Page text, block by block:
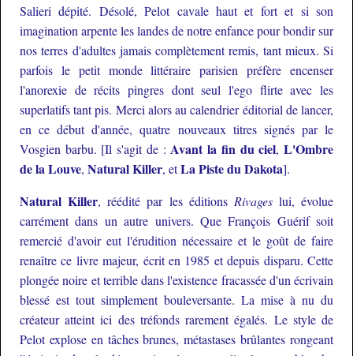
Salieri dépité. Désolé, Pelot cavale haut et fort et si son
imagination arpente les landes de notre enfance pour bondir sur
nos terres d'adultes jamais complètement remis, tant mieux. Si
parfois le petit monde littéraire parisien préfère encenser
l'anorexie de récits pingres dont seul l'ego flirte avec les
superlatifs tant pis. Merci alors au calendrier éditorial de lancer,
en ce début d'année, quatre nouveaux titres signés par le
Vosgien barbu. [Il s'agit de : Avant la fin du ciel,L'Ombre
de la Louve, Natural Killer, etLa Piste du Dakota].
Natural Killer, réédité par les éditions Rivageslui, évolue
carrément dans un autre univers. Que François Guérif soit
remercié d'avoir eut l'érudition nécessaire et le goût de faire
renaître ce livre majeur, écrit en 1985 et depuis disparu. Cette
plongée noire et terrible dans l'existence fracassée d'un écrivain
blessé est tout simplement bouleversante. La mise à nu du
créateur atteint ici des tréfonds rarement égalés. Le style de
Pelot explose en tâches brunes, métastases brûlantes rongeant